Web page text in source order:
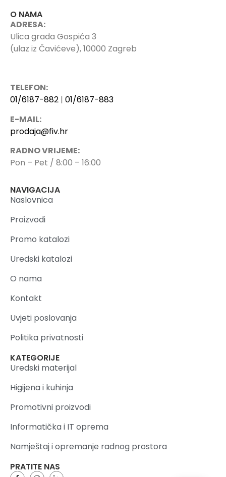
O NAMA
ADRESA:
Ulica grada Gospića 3
(ulaz iz Čavićeve), 10000 Zagreb
TELEFON:
01/6187-882 | 01/6187-883
E-MAIL:
prodaja@fiv.hr
RADNO VRIJEME:
Pon – Pet / 8:00 – 16:00
NAVIGACIJA
Naslovnica
Proizvodi
Promo katalozi
Uredski katalozi
O nama
Kontakt
Uvjeti poslovanja
Politika privatnosti
KATEGORIJE
Uredski materijal
Higijena i kuhinja
Promotivni proizvodi
Informatička i IT oprema
Namještaj i opremanje radnog prostora
PRATITE NAS